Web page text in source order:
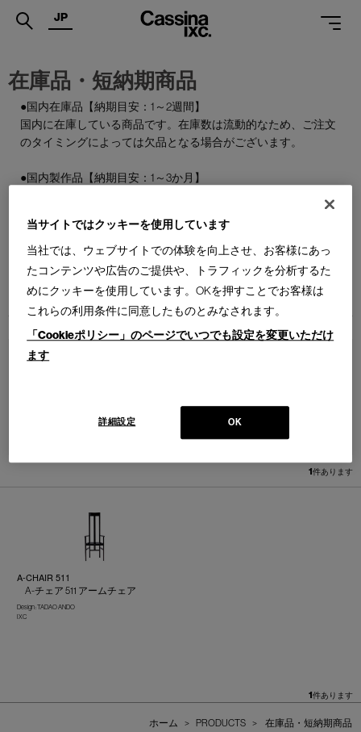
.
SERVICES
SUPPORT
SHOPS
CATALOGUES
PROFESSIONAL
JP
在庫品・短納期商品
●国内在庫品【納期目安：1～2週間】
国内に在庫している商品です。在庫数は流動的なため、ご注文
のタイミングによっては欠品となる場合がございます。
●国内製作品【納期目安：1～3か月】
●特別在庫品【納期目安：1～2週間】
通常はお届けまで約6か月を要する輸入商品の一部を、期間限
定で国内在庫としてご用意しております。数量限定のため、な
くなり次第終了となります。
1件あります
A-CHAIR 511
A-チェア 511 アームチェア
Design : TADAO ANDO
IXC
1件あります
ホーム > PRODUCTS > 在庫品・短納期商品
当サイトではクッキーを使用しています
当社では、ウェブサイトでの体験を向上させ、お客様にあっ
たコンテンツや広告のご提供や、トラフィックを分析するた
めにクッキーを使用しています。OKを押すことでお客様は
これらの利用条件に同意したものとみなされます。
「Cookieポリシー」のページでいつでも設定を変更いただけ
ます
OK
詳細設定